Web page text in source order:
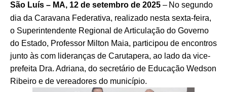
São Luís – MA, 12 de setembro de 2025 – No segundo
dia da Caravana Federativa, realizado nesta sexta-feira,
o Superintendente Regional de Articulação do Governo
do Estado, Professor Milton Maia, participou de encontros
junto às com lideranças de Carutapera, ao lado da vice-
prefeita Dra. Adriana, do secretário de Educação Wedson
Ribeiro e de vereadores do município.